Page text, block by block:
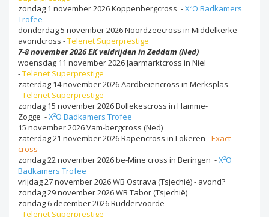
zondag 1 november 2026 Koppenbergcross -X²O Badkamers
Trofee
donderdag 5 november 2026 Noordzeecross in Middelkerke -
avondcross -Telenet Superprestige
7-8 november 2026 EK veldrijden in Zeddam (Ned)
woensdag 11 november 2026 Jaarmarktcross in Niel
-Telenet Superprestige
zaterdag 14 november 2026 Aardbeiencross in Merksplas
-Telenet Superprestige
zondag 15 november 2026 Bollekescross in Hamme-
Zogge -X²O Badkamers Trofee
15 november 2026 Vam-bergcross (Ned)
zaterdag 21 november 2026 Rapencross in Lokeren -Exact
cross
zondag 22 november 2026 be-Mine cross in Beringen -X²O
Badkamers Trofee
vrijdag 27 november 2026 WB Ostrava (Tsjechië) - avond?
zondag 29 november 2026 WB Tabor (Tsjechië)
zondag 6 december 2026 Ruddervoorde
-Telenet Superprestige